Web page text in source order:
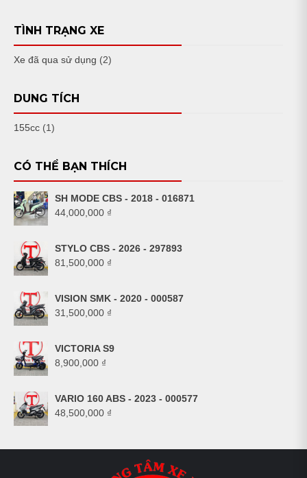
TÌNH TRẠNG XE
Xe đã qua sử dụng (2)
DUNG TÍCH
155cc (1)
CÓ THỂ BẠN THÍCH
SH MODE CBS - 2018 - 016871
44,000,000 ₫
STYLO CBS - 2026 - 297893
81,500,000 ₫
VISION SMK - 2020 - 000587
31,500,000 ₫
VICTORIA S9
8,900,000 ₫
VARIO 160 ABS - 2023 - 000577
48,500,000 ₫